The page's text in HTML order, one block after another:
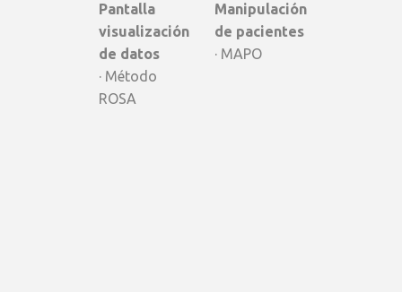
Pantalla
visualización
de datos
· Método
ROSA
Manipulación
de pacientes
· MAPO